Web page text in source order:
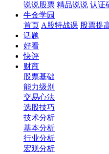
说说股票 精品说说 认证
牛金学园
首页 A股特战课 股票提
话题
好看
快评
财商
股票基础
能力级别
交易心法
选股技巧
技术分析
基本分析
行业分析
宏观分析